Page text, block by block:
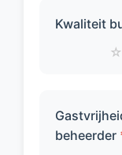
Kwaliteit
☆
beheerder